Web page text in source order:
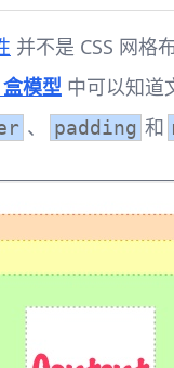
并不是 CSS 网格
盒模型 中可以知道
、 padding 和